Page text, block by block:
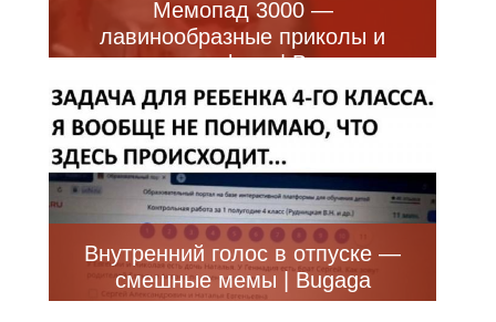
Мемопад 3000 —
лавинообразные приколы и
смешные фото | Bugaga
Внутренний голос в отпуске —
смешные мемы | Bugaga